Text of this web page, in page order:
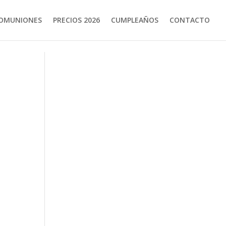
PRECIOS 2026 CUMPLEAÑOS CONTACTO